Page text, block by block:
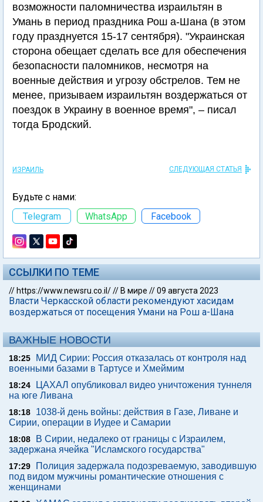
возможности паломничества израильтян в
Умань в период праздника Рош а-Шана (в этом
году празднуется 15-17 сентября). "Украинская
сторона обещает сделать все для обеспечения
безопасности паломников, несмотря на
военные действия и угрозу обстрелов. Тем не
менее, призываем израильтян воздержаться от
поездок в Украину в военное время", – писал
тогда Бродский.
ИЗРАИЛЬ СЛЕДУЮЩАЯ СТАТЬЯ
Будьте с нами:
Telegram
WhatsApp Facebook
ССЫЛКИ ПО ТЕМЕ
// https://www.newsru.co.il/// В мире //09 августа 2023
Власти Черкасской области рекомендуют хасидам
воздержаться от посещения Умани на Рош а-Шана
ВАЖНЫЕ НОВОСТИ
18:25
МИД Сирии: Россия отказалась от контроля над
военными базами в Тартусе и Хмеймим
18:24
ЦАХАЛ опубликовал видео уничтожения туннеля
на юге Ливана
18:18
1038-й день войны: действия в Газе, Ливане и
Сирии, операции в Иудее и Самарии
18:08
В Сирии, недалеко от границы с Израилем,
задержана ячейка "Исламского государства"
17:29
Полиция задержала подозреваемую, заводившую
под видом мужчины романтические отношения с
женщинами